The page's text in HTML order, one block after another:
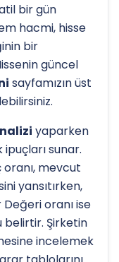
bir gün
hacmi, hisse
bir
güncel
sayfamızın üst
yaparken
sunar.
mevcut
yansıtırken,
oranı ise
belirtir. Şirketin
incelemek